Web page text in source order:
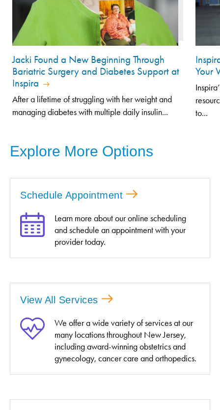
Jacki Found a New Beginning Through
Bariatric Surgery and Diabetes Support at
Inspira
After a lifetime of struggling with her weight and
managing diabetes with multiple daily insulin...
Your
to...
Explore More Options
Schedule Appointment
Learn more about our online scheduling
and schedule an appointment with your
provider today.
View All Services
We offer a wide variety of services at our
many locations throughout New Jersey,
including award-winning obstetrics and
gynecology, cancer care and orthopedics.